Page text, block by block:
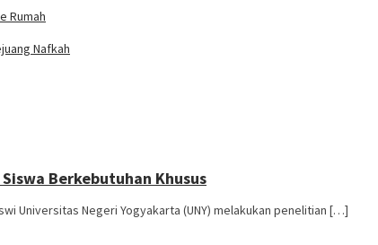
Rumah
Nafkah
Berkebutuhan Khusus
Universitas Negeri Yogyakarta (UNY) melakukan penelitian […]